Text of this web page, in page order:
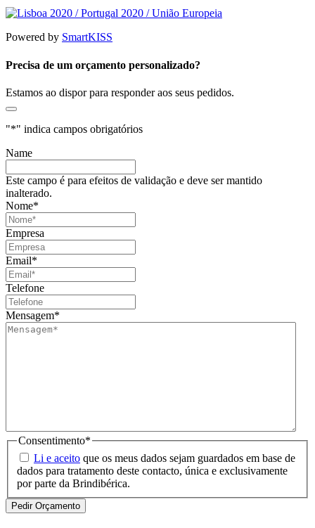
Powered by SmartKISS
Precisa de um orçamento personalizado?
Estamos ao dispor para responder aos seus pedidos.
"*" indica campos obrigatórios
Name
Este campo é para efeitos de validação e deve ser mantido
inalterado.
Nome*
Empresa
Email*
Telefone
Mensagem*
Consentimento*
Li e aceito que os meus dados sejam guardados em base de
dados para tratamento deste contacto, única e exclusivamente
por parte da Brindibérica.